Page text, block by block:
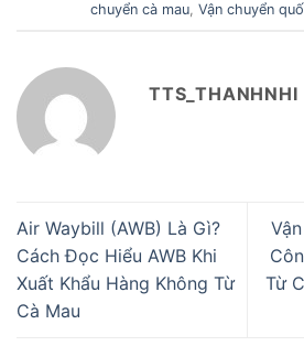
chuyển cà mau, Vận chuyển
TTS_THANHNHI
Air Waybill (AWB) Là Gì?
Cách Đọc Hiểu AWB Khi
Xuất Khẩu Hàng Không Từ
Cà Mau
Từ